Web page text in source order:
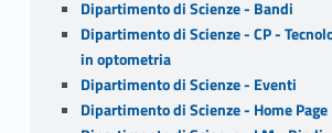
Dipartimento di Scienze - Bandi
Dipartimento di Scienze - CP -
in optometria
Dipartimento di Scienze - Eventi
Dipartimento di Scienze - Home Page